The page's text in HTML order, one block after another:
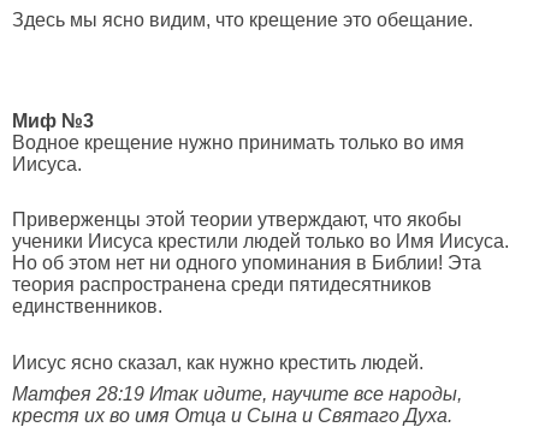
Здесь мы ясно видим, что крещение это обещание.
Миф №3
Водное крещение нужно принимать только во имя
Иисуса.
Приверженцы этой теории утверждают, что якобы
ученики Иисуса крестили людей только во Имя Иисуса.
Но об этом нет ни одного упоминания в Библии! Эта
теория распространена среди пятидесятников
единственников.
Иисус ясно сказал, как нужно крестить людей.
Матфея 28:19 Итак идите, научите все народы,
крестя их во имя Отца и Сына и Святаго Духа.